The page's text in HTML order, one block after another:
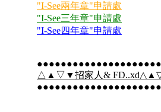
"I-See兩年章"申請處
"I-See三年章"申請處
"I-See四年章"申請處
△▲▽▼招家人&